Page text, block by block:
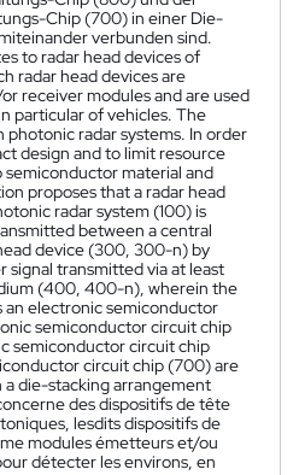
Chip (700) in einer Die-
verbunden sind.
to radar head devices of
radar head devices are
receiver modules and are used
particular of vehicles. The
photonic radar systems. In order
design and to limit resource
material and
proposes that a radar head
radar system (100) is
between a central
device (300, 300-n) by
signal transmitted via at least
(400, 400-n), wherein the
an electronic semiconductor
semiconductor circuit chip
semiconductor circuit chip
circuit chip (700) are
die-stacking arrangement
des dispositifs de tête
lesdits dispositifs de
modules émetteurs et/ou
détecter les environs, en